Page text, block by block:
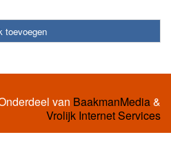
toevoegen
van BaakmanMedia&
Vrolijk Internet Services